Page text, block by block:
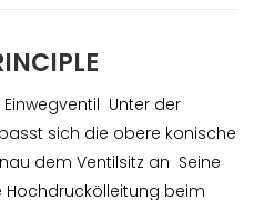
Unter der
sich die obere konische
dem Ventilsitz an Seine
Hochdruckölleitung beim